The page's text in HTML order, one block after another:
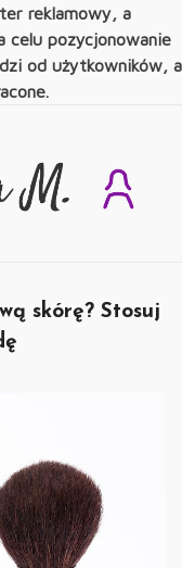
reklamowy, a
celu pozycjonowanie
od użytkowników, a
skórę? Stosuj